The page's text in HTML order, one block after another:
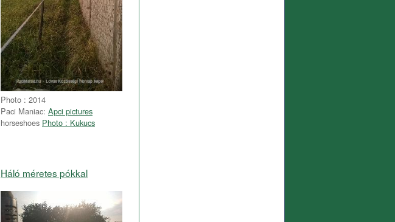
Photo : 2014
Paci Maniac: Apci pictures
horseshoes Photo : Kukucs
Háló méretes pókkal